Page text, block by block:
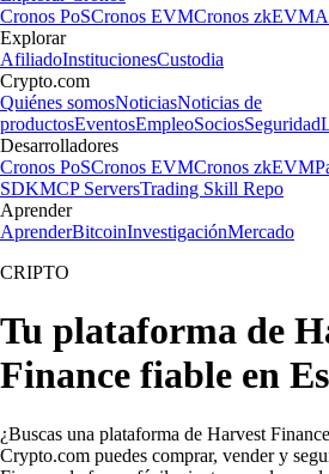
Cronos PoSCronos EVMCronos zkEVM
Explorar
AfiliadoInstitucionesCustodia
Crypto.com
Quiénes somosNoticiasNoticias de
productosEventosEmpleoSociosSeguridad
Desarrolladores
Cronos PoSCronos EVMCronos zkEVM
SDKMCP ServersTrading Skill Repo
Aprender
AprenderBitcoinInvestigaciónMercado
CRIPTO
Tu plataforma de
Finance fiable en
¿Buscas una plataforma de Harvest
Crypto.com puedes comprar, vender y